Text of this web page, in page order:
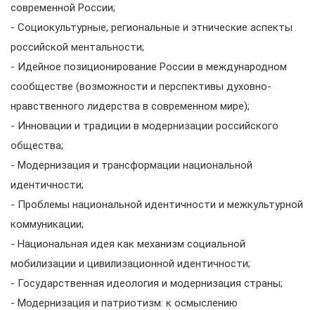
современной России;
- Социокультурные, региональные и этнические аспекты
российской ментальности;
- Идейное позиционирование России в международном
сообществе (возможности и перспективы духовно-
нравственного лидерства в современном мире);
- Инновации и традиции в модернизации российского
общества;
- Модернизация и трансформации национальной
идентичности;
- Проблемы национальной идентичности и межкультурной
коммуникации;
- Национальная идея как механизм социальной
мобилизации и цивилизационной идентичности;
- Государственная идеология и модернизация страны;
- Модернизация и патриотизм: к осмыслению